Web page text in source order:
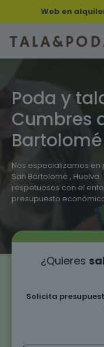
Web en
Poda y
Cumbres
Nos especializamos
San Bartolomé ,
respetuosos con el
presupuesto
¿Quieres
Solicita